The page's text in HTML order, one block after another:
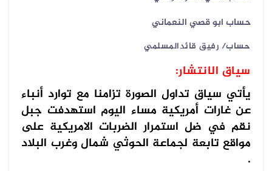
حساب ابو قصي النعماني
حساب/ رفيق قائدالمسلمي
سياق الانتشار:
يأتي سياق تداول الصورة تزامنا مع توارد أنباء
عن غارات أمريكية مساء اليوم استهدفت جبل
نقم في ضل استمرار الضربات الامريكية على
مواقع تابعة لجماعة الحوثي شمال وغرب البلاد
.